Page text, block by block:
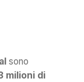
sono
milioni di